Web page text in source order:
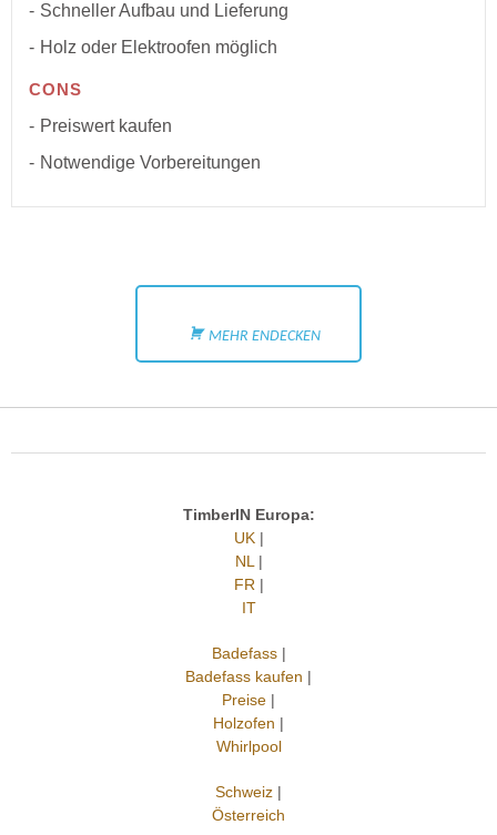
Schneller Aufbau und Lieferung
Holz oder Elektroofen möglich
CONS
Preiswert kaufen
Notwendige Vorbereitungen
MEHR ENDECKEN
TimberIN Europa:
UK|
NL |
FR |
IT
Badefass|
Badefass kaufen |
Preise |
Holzofen |
Whirlpool
Schweiz |
Österreich